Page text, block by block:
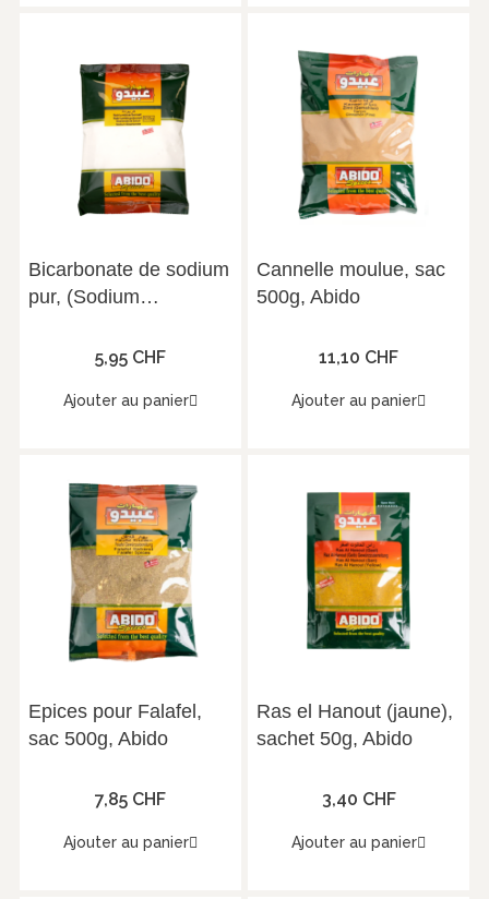
Bicarbonate de sodium
pur, (Sodium
500g, Abido5,95 CHF
Ajouter au panier
Cannelle moulue, sac
500g, Abido
11,10 CHF
Ajouter au panier
Epices pour Falafel,
sac 500g, Abido
7,85 CHF
Ajouter au panier
Ras el Hanout (jaune),
sachet 50g, Abido
3,40 CHF
Ajouter au panier